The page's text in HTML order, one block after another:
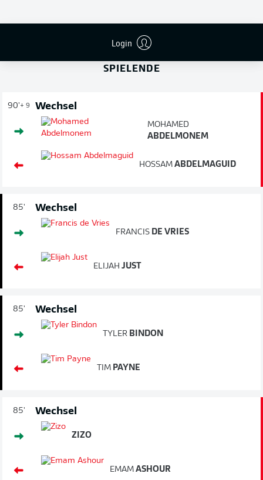
Login
REGULÄRE SPIELZEIT BEENDET
SPIELENDE
90'+ 9 Wechsel
MOHAMED
ABDELMONEM
HOSSAM ABDELMAGUID
85' Wechsel
FRANCIS DE VRIES
ELIJAH JUST
85' Wechsel
TYLER BINDON
TIM PAYNE
85' Wechsel
ZIZO
EMAM ASHOUR